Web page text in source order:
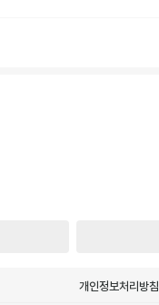
개인정보처리방침